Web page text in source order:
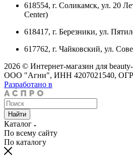
618554, г. Соликамск, ул. 20
Center)
618417, г. Березники, ул.
617762, г. Чайковский, ул.
2026 © Интернет-магазин для
ООО "Агни", ИНН 4207021540,
Разработано в
Найти
Каталог
По всему сайту
По каталогу